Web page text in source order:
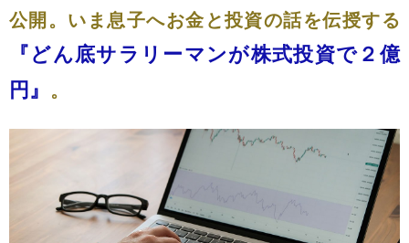
公開。いま息子へお金と投資の話を伝授する
『どん底サラリーマンが株式投資で２億
円』 。